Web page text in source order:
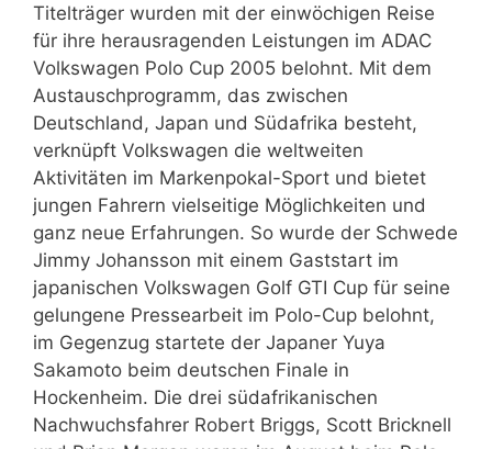
Titelträger wurden mit der einwöchigen Reise
für ihre herausragenden Leistungen im ADAC
Volkswagen Polo Cup 2005 belohnt. Mit dem
Austauschprogramm, das zwischen
Deutschland, Japan und Südafrika besteht,
verknüpft Volkswagen die weltweiten
Aktivitäten im Markenpokal-Sport und bietet
jungen Fahrern vielseitige Möglichkeiten und
ganz neue Erfahrungen. So wurde der Schwede
Jimmy Johansson mit einem Gaststart im
japanischen Volkswagen Golf GTI Cup für seine
gelungene Pressearbeit im Polo-Cup belohnt,
im Gegenzug startete der Japaner Yuya
Sakamoto beim deutschen Finale in
Hockenheim. Die drei südafrikanischen
Nachwuchsfahrer Robert Briggs, Scott Bricknell